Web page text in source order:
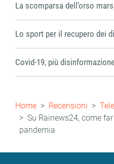
La scomparsa dell’orso
Lo sport per il recupero dei
Covid-19, più
Briciole
di
pane
Home Recensioni
Su Rainews24, come
pandemia